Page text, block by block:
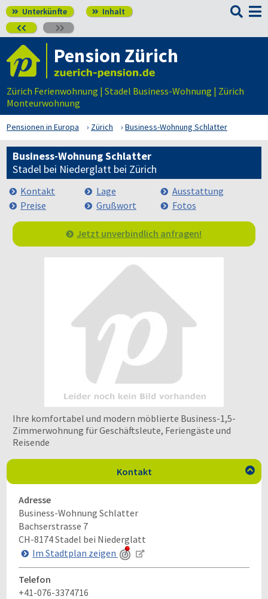
 Unterkünfte  Inhalt
 

Pension Zürich
Zürich Ferienwohnung | Stadel Business-Wohnung | Zürich
Monteurwohnung
Pensionen in Europa Zürich Business-Wohnung Schlatter
Business-Wohnung Schlatter
Stadel bei Niederglatt bei Zürich
Kontakt Lage
Ausstattung
Preise
Grußwort Fotos
Jetzt unverbindlich anfragen!
Ihre komfortabel und modern möblierte Business-1,5-
Zimmerwohnung für Geschäftsleute, Feriengäste und
Reisende
Kontakt 
Adresse
Business-Wohnung Schlatter
Bachserstrasse 7
CH-8174Stadel bei Niederglatt
Im Stadtplan zeigen
Telefon
+41-076-3374716